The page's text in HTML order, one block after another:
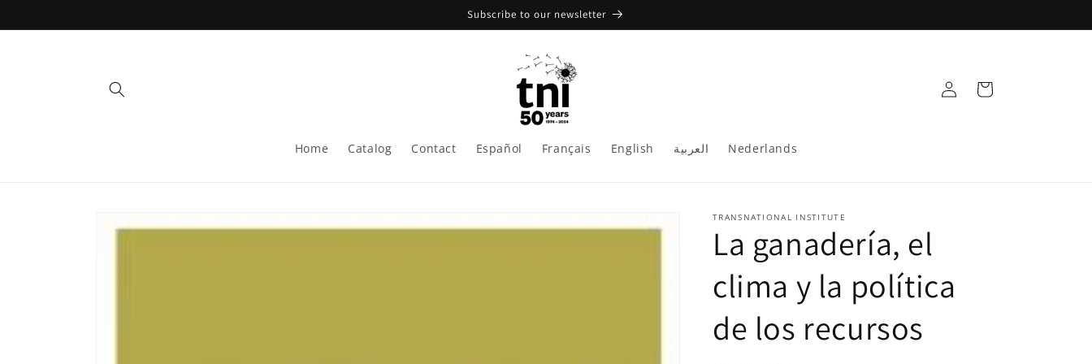
Subscribe to our newsletter
Home Catalog Contact Español Français English العربية Nederlands
Log
in
Cart
product
TRANSNATIONAL INSTITUTE
La ganadería, el
clima y la política
de los recursos